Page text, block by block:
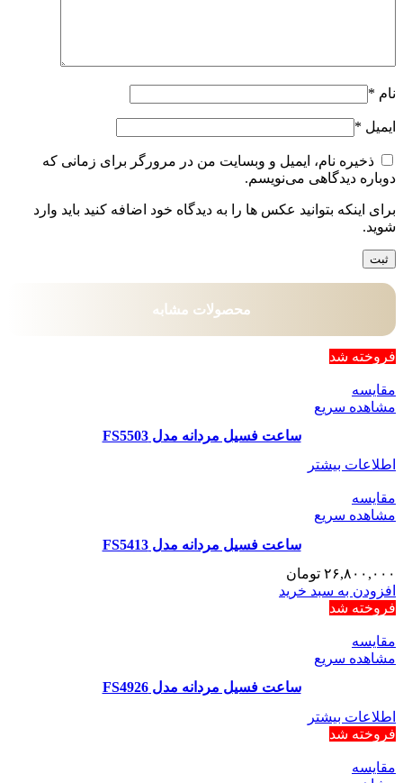
نام *
ایمیل *
ذخیره نام، ایمیل و وبسایت من در مرورگر برای زمانی که
دوباره دیدگاهی می‌نویسم.
برای اینکه بتوانید عکس ها را به دیدگاه خود اضافه کنید باید وارد
شوید.
محصولات مشابه
فروخته شد
مقایسه
مشاهده سریع
ساعت فسیل مردانه مدل FS5503
اطلاعات بیشتر
مقایسه
مشاهده سریع
ساعت فسیل مردانه مدل FS5413
۲۶,۸۰۰,۰۰۰ تومان
افزودن به سبد خرید
فروخته شد
مقایسه
مشاهده سریع
ساعت فسیل مردانه مدل FS4926
اطلاعات بیشتر
فروخته شد
مقایسه